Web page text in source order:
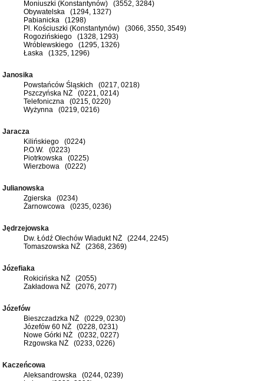
Moniuszki (Konstantynów) (3552, 3284)
Obywatelska (1294, 1327)
Pabianicka (1298)
Pl. Kościuszki (Konstantynów) (3066, 3550, 3549)
Rogozińskiego (1328, 1293)
Wróblewskiego (1295, 1326)
Łaska (1325, 1296)
Janosika
Powstańców Śląskich (0217, 0218)
Pszczyńska NŻ (0221, 0214)
Telefoniczna (0215, 0220)
Wyżynna (0219, 0216)
Jaracza
Kilińskiego (0224)
P.O.W. (0223)
Piotrkowska (0225)
Wierzbowa (0222)
Julianowska
Zgierska (0234)
Żarnowcowa (0235, 0236)
Jędrzejowska
Dw. Łódź Olechów Wiadukt NŻ (2244, 2245)
Tomaszowska NŻ (2368, 2369)
Józefiaka
Rokicińska NŻ (2055)
Zakładowa NŻ (2076, 2077)
Józefów
Bieszczadzka NŻ (0229, 0230)
Józefów 60 NŻ (0228, 0231)
Nowe Górki NŻ (0232, 0227)
Rzgowska NŻ (0233, 0226)
Kaczeńcowa
Aleksandrowska (0244, 0239)